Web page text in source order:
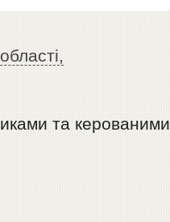
та керованими